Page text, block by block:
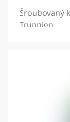
Šroubovaný
Trunnion